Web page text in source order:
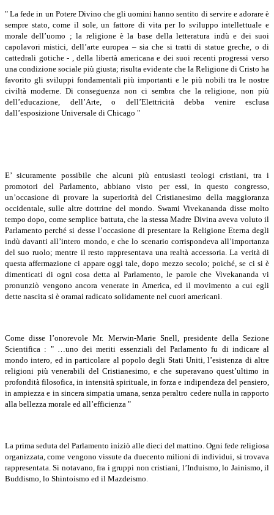
" La fede in un Potere Divino che gli uomini hanno sentito di servire e adorare è
sempre stato, come il sole, un fattore di vita per lo sviluppo intellettuale e
morale dell’uomo ; la religione è la base della letteratura indù e dei suoi
capolavori mistici, dell’arte europea – sia che si tratti di statue greche, o di
cattedrali gotiche - , della libertà americana e dei suoi recenti progressi verso
una condizione sociale più giusta; risulta evidente che la Religione di Cristo ha
favorito gli sviluppi fondamentali più importanti e le più nobili tra le nostre
civiltà moderne. Di conseguenza non ci sembra che la religione, non più
dell’educazione, dell’Arte, o dell’Elettricità debba venire esclusa
dall’esposizione Universale di Chicago "
E’ sicuramente possibile che alcuni più entusiasti teologi cristiani, tra i
promotori del Parlamento, abbiano visto per essi, in questo congresso,
un’occasione di provare la superiorità del Cristianesimo della maggioranza
occidentale, sulle altre dottrine del mondo. Swami Vivekananda disse molto
tempo dopo, come semplice battuta, che la stessa Madre Divina aveva voluto il
Parlamento perché si desse l’occasione di presentare la Religione Eterna degli
indù davanti all’intero mondo, e che lo scenario corrispondeva all’importanza
del suo ruolo; mentre il resto rappresentava una realtà accessoria. La verità di
questa affermazione ci appare oggi tale, dopo mezzo secolo; poiché, se ci si è
dimenticati di ogni cosa detta al Parlamento, le parole che Vivekananda vi
pronunziò vengono ancora venerate in America, ed il movimento a cui egli
dette nascita si è oramai radicato solidamente nel cuori americani.
Come disse l’onorevole Mr. Merwin-Marie Snell, presidente della Sezione
Scientifica : " …uno dei meriti essenziali del Parlamento fu di indicare al
mondo intero, ed in particolare al popolo degli Stati Uniti, l’esistenza di altre
religioni più venerabili del Cristianesimo, e che superavano quest’ultimo in
profondità filosofica, in intensità spirituale, in forza e indipendeza del pensiero,
in ampiezza e in sincera simpatia umana, senza peraltro cedere nulla in rapporto
alla bellezza morale ed all’efficienza "
La prima seduta del Parlamento iniziò alle dieci del mattino. Ogni fede religiosa
organizzata, come vengono vissute da duecento milioni di individui, si trovava
rappresentata. Si notavano, fra i gruppi non cristiani, l’Induismo, lo Jainismo, il
Buddismo, lo Shintoismo ed il Mazdeismo.